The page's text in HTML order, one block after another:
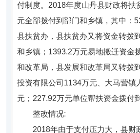
付制度。2018年度山丹县财政将扶
元全部拨付到部门和乡镇，其中：
县扶贫办，县扶贫办又将资金转拨
和乡镇；1393.2万元易地搬迁资金
和改革局，县发展和改革局又转拨
投资有限公司1134万元、大马营镇
元；227.92万元单位帮扶资金拨付
整改情况:
2018年由于支付压力大，县财